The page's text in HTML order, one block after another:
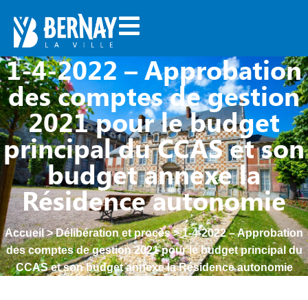
1-4-2022 – Approbation
des comptes de gestion
2021 pour le budget
principal du CCAS et son
budget annexe la
Résidence autonomie
Accueil>Délibération et procès>1-4-2022 – Approbation
des comptes de gestion 2021 pour le budget principal du
CCAS et son budget annexe la Résidence autonomie